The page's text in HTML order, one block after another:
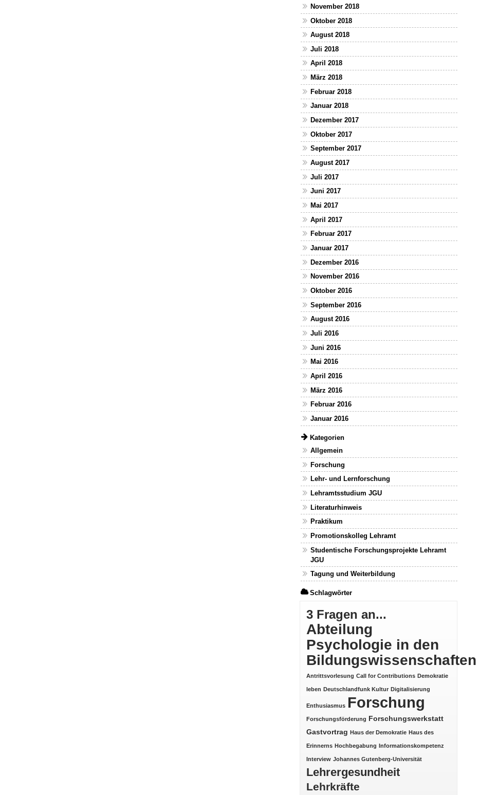
November 2018
Oktober 2018
August 2018
Juli 2018
April 2018
März 2018
Februar 2018
Januar 2018
Dezember 2017
Oktober 2017
September 2017
August 2017
Juli 2017
Juni 2017
Mai 2017
April 2017
Februar 2017
Januar 2017
Dezember 2016
November 2016
Oktober 2016
September 2016
August 2016
Juli 2016
Juni 2016
Mai 2016
April 2016
März 2016
Februar 2016
Januar 2016
Kategorien
Allgemein
Forschung
Lehr- und Lernforschung
Lehramtsstudium JGU
Literaturhinweis
Praktikum
Promotionskolleg Lehramt
Studentische Forschungsprojekte Lehramt
JGU
Tagung und Weiterbildung
Schlagwörter
3 Fragen an...
Abteilung
Psychologie in den
Bildungswissenschaften
Antrittsvorlesung Call for Contributions Demokratie
leben Deutschlandfunk Kultur Digitalisierung
Enthusiasmus Forschung
Forschungsförderung
Forschungswerkstatt
Gastvortrag Haus der Demokratie Haus des
Erinnerns Hochbegabung Informationskompetenz
Interview Johannes Gutenberg-Universität
Lehrergesundheit
Lehrkräfte